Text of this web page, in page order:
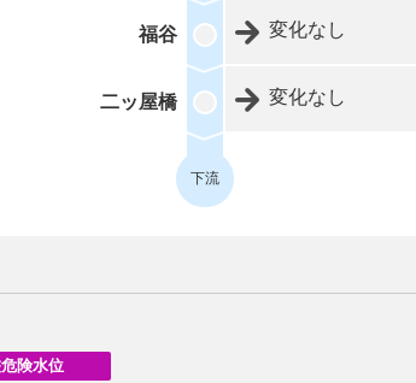
福谷 変化なし
二ッ屋橋 変化なし
下流
険水位